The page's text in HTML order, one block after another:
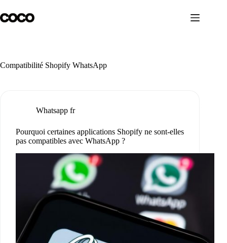
au
contenu
Compatibilité Shopify WhatsApp
Whatsapp fr
Pourquoi certaines applications Shopify ne sont-elles
pas compatibles avec WhatsApp ?